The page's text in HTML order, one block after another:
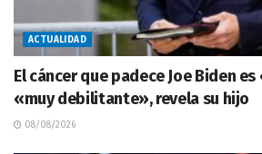
ACTUALIDAD
El cáncer que padece Joe Biden
«muy debilitante», revela su hijo
08/08/2026